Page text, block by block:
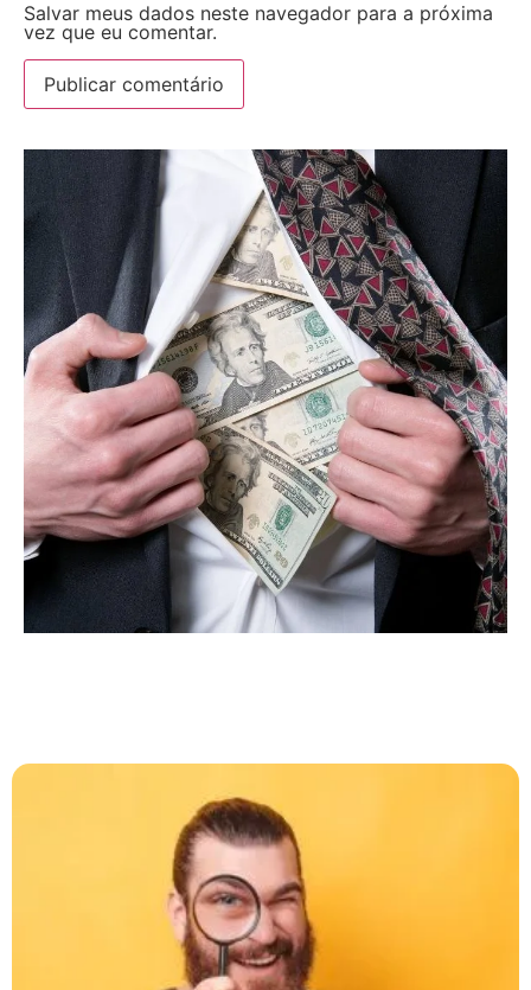
Salvar meus dados neste navegador para a próxima
vez que eu comentar.